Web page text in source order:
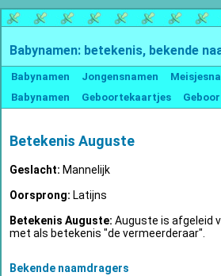
Babynamen: betekenis, bekende
Babynamen Jongensnamen
Babynamen
Geboortekaartjes
Betekenis Auguste
Geslacht: Mannelijk
Oorsprong: Latijns
Betekenis Auguste: Auguste is afgeleid
met als betekenis "de vermeerderaar".
Bekende naamdragers